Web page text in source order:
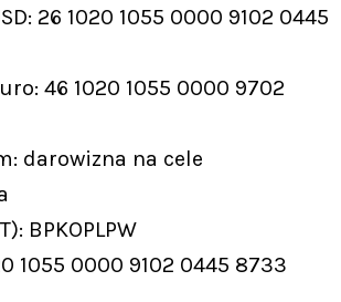
26 1020 1055 0000 9102 0445
46 1020 1055 0000 9702
darowizna na cele
BPKOPLPW
1055 0000 9102 0445 8733